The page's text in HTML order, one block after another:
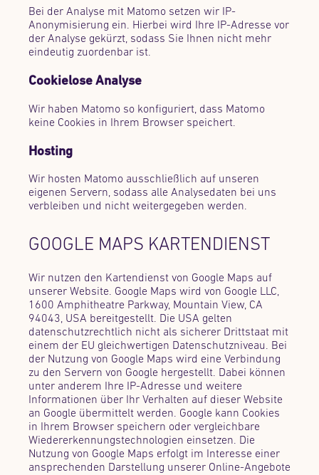
Bei der Analyse mit Matomo setzen wir IP-
Anonymisierung ein. Hierbei wird Ihre IP-Adresse vor
der Analyse gekürzt, sodass Sie Ihnen nicht mehr
eindeutig zuordenbar ist.
Cookielose Analyse
Wir haben Matomo so konfiguriert, dass Matomo
keine Cookies in Ihrem Browser speichert.
Hosting
Wir hosten Matomo ausschließlich auf unseren
eigenen Servern, sodass alle Analysedaten bei uns
verbleiben und nicht weitergegeben werden.
GOOGLE MAPS KARTENDIENST
Wir nutzen den Kartendienst von Google Maps auf
unserer Website. Google Maps wird von Google LLC,
1600 Amphitheatre Parkway, Mountain View, CA
94043, USA bereitgestellt. Die USA gelten
datenschutzrechtlich nicht als sicherer Drittstaat mit
einem der EU gleichwertigen Datenschutzniveau. Bei
der Nutzung von Google Maps wird eine Verbindung
zu den Servern von Google hergestellt. Dabei können
unter anderem Ihre IP-Adresse und weitere
Informationen über Ihr Verhalten auf dieser Website
an Google übermittelt werden. Google kann Cookies
in Ihrem Browser speichern oder vergleichbare
Wiedererkennungstechnologien einsetzen. Die
Nutzung von Google Maps erfolgt im Interesse einer
ansprechenden Darstellung unserer Online-Angebote